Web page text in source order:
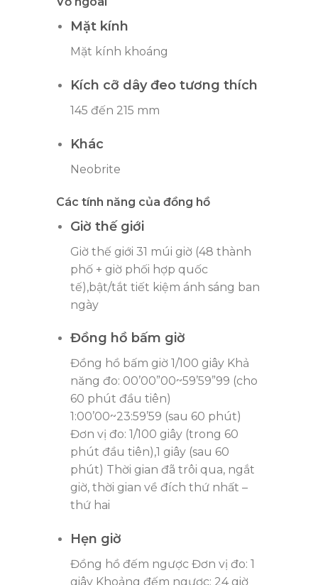
Mặt kính
Mặt kính khoáng
Kích cỡ dây đeo tương thích
145 đến 215 mm
Khác
Neobrite
Các tính năng của đồng hồ
Giờ thế giới
Giờ thế giới 31 múi giờ (48 thành
phố + giờ phối hợp quốc
tế),bật/tắt tiết kiệm ánh sáng ban
ngày
Đồng hồ bấm giờ
Đồng hồ bấm giờ 1/100 giây Khả
năng đo: 00’00”00~59’59”99 (cho
60 phút đầu tiên)
1:00’00~23:59’59 (sau 60 phút)
Đơn vị đo: 1/100 giây (trong 60
phút đầu tiên),1 giây (sau 60
phút) Thời gian đã trôi qua, ngắt
giờ, thời gian về đích thứ nhất –
thứ hai
Hẹn giờ
Đồng hồ đếm ngược Đơn vị đo: 1
giây Khoảng đếm ngược: 24 giờ